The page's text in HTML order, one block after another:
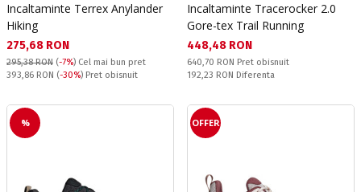
Incaltaminte Terrex Anylander
Hiking
Текуща цена:
275,68 RON
295,38 RON (-7%) Cel mai bun pret
Pret obisnuit:
393,86 RON (-30%) Pret obisnuit
Incaltaminte Tracerocker 2.0
Gore-tex Trail Running
Текуща цена:
448,48 RON
Pret obisnuit:
640,70 RON Pret obisnuit
Спестявате:
192,23 RON Diferenta
% OFFER